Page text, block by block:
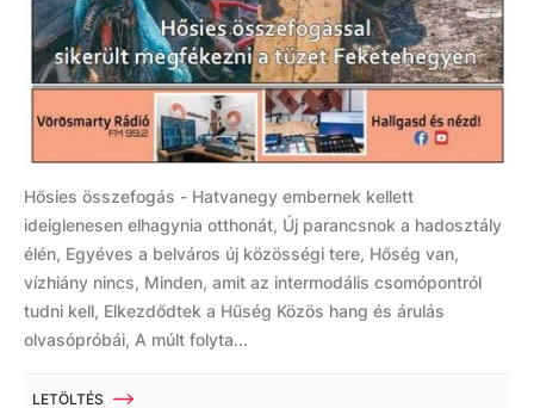
Hősies összefogás - Hatvanegy embernek kellett
ideiglenesen elhagynia otthonát, Új parancsnok a hadosztály
élén, Egyéves a belváros új közösségi tere, Hőség van,
vízhiány nincs, Minden, amit az intermodális csomópontról
tudni kell, Elkezdődtek a Hűség Közös hang és árulás
olvasópróbái, A múlt folyta...
LETÖLTÉS